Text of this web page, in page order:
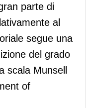
parte di
al
segue una
del grado
scala Munsell
of